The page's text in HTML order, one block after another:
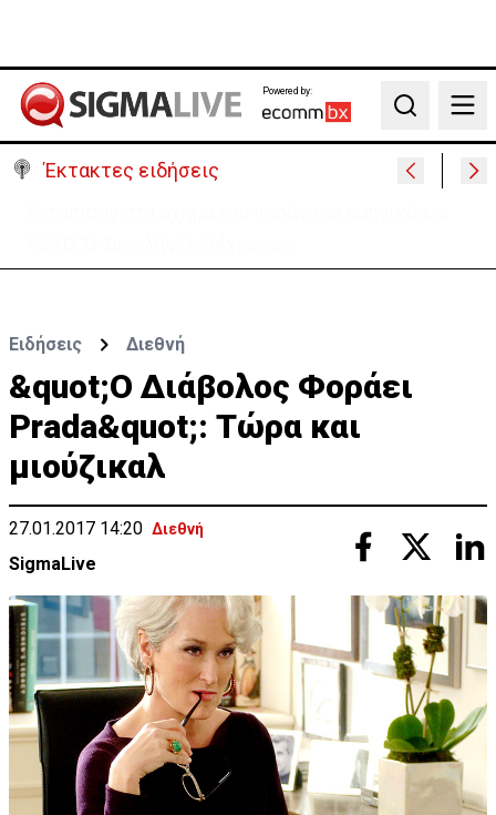
Powered by:
Search
Έκτακτες ειδήσεις
Ειδήσεις Διεθνή
&quot;Ο Διάβολος Φοράει
Prada&quot;: Τώρα και
μιούζικαλ
27.01.2017 14:20 Διεθνή
SigmaLive